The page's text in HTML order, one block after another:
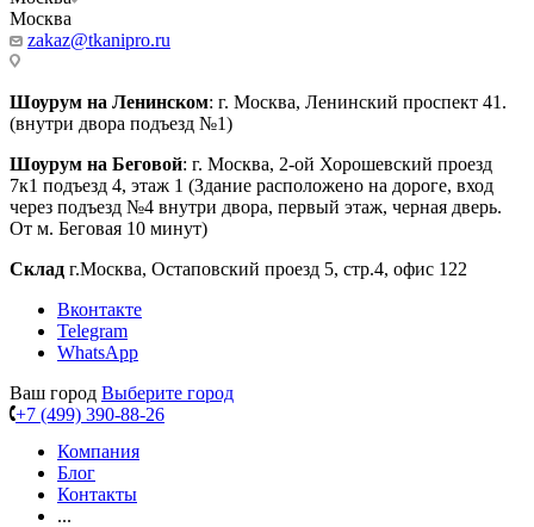
Москва
zakaz@tkanipro.ru
Шоурум на Ленинском: г. Москва, Ленинский проспект 41.
(внутри двора подъезд №1)
Шоурум на Беговой: г. Москва, 2-ой Хорошевский проезд
7к1 подъезд 4, этаж 1 (Здание расположено на дороге, вход
через подъезд №4 внутри двора, первый этаж, черная дверь.
От м. Беговая 10 минут)
Склад г.Москва, Остаповский проезд 5, стр.4, офис 122
Вконтакте
Telegram
WhatsApp
Ваш город Выберите город
+7 (499) 390-88-26
Компания
Блог
Контакты
...